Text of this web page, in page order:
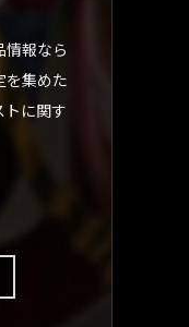
情報なら
を集めた
トに関す